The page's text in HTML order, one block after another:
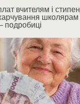
вчителям і
школярам
подробиці